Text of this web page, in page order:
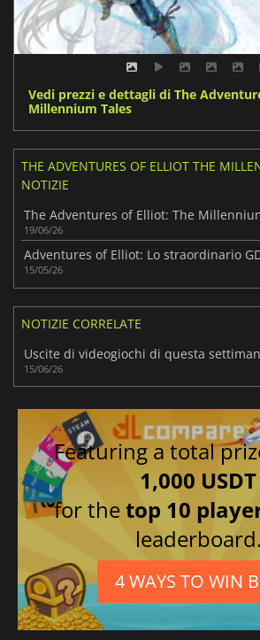
Vedi prezzi e dettagli di The
Millennium Tales
THE ADVENTURES OF ELLIOT THE
NOTIZIE
19/06/26
15/05/26
NOTIZIE CORRELATE
15/06/26
Featuring a total
1,000 USDT
for thetop 10
leaderboard.
4 WAYS TO WIN